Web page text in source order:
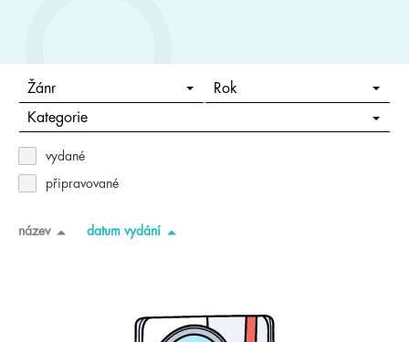
Žánr Rok
Kategorie
vydané
připravované
název datum vydání